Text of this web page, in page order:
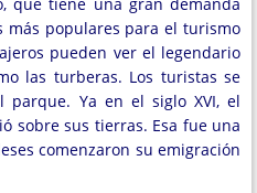
más populares para el turismo
pueden ver el legendario
las turberas. Los turistas se
Ya en el siglo XVI, el
sobre sus tierras. Esa fue una
comenzaron su emigración